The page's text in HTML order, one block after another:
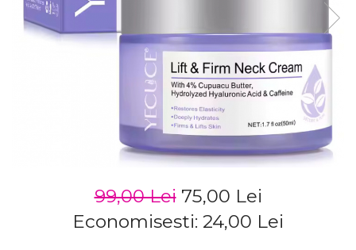
99,00 Lei 75,00 Lei
Economisesti: 24,00 Lei